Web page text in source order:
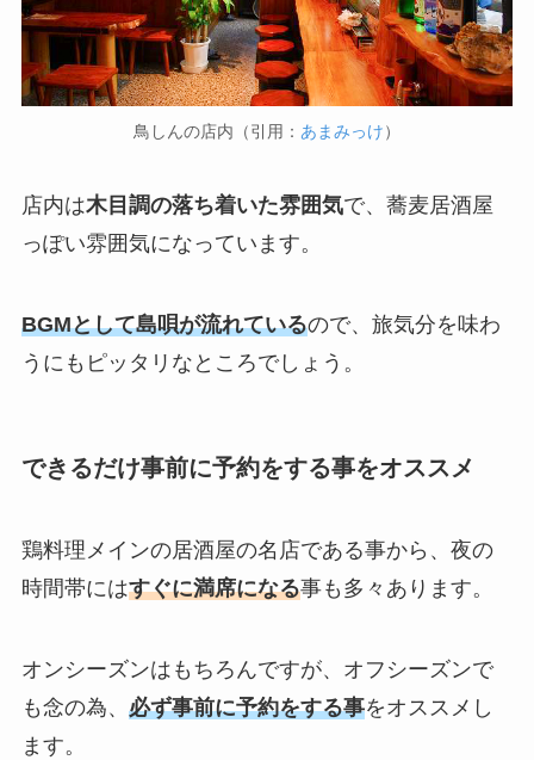
鳥しんの店内（引用： あまみっけ）
店内は木目調の落ち着いた雰囲気で、蕎麦居酒屋
っぽい雰囲気になっています。
BGMとして島唄が流れているので、旅気分を味わ
うにもピッタリなところでしょう。
できるだけ事前に予約をする事をオススメ
鶏料理メインの居酒屋の名店である事から、夜の
時間帯にはすぐに満席になる事も多々あります。
オンシーズンはもちろんですが、オフシーズンで
も念の為、 必ず事前に予約をする事をオススメし
ます。